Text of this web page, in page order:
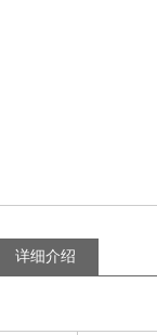
详细介绍